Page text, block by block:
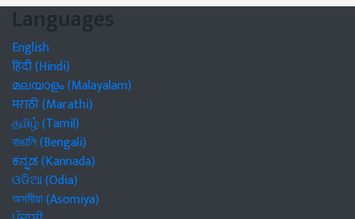
Languages
English
हिंदी (Hindi)
മലയാളം (Malayalam)
मराठी (Marathi)
தமிழ் (Tamil)
বাঙালি (Bengali)
ಕನ್ನಡ (Kannada)
ଓଡିଆ (Odia)
অসমীয়া (Asomiya)